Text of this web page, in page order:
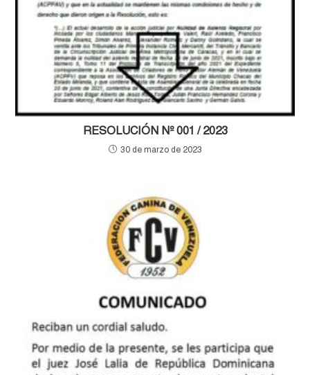
RESOLUCIÓN Nº 001 / 2023
30 de marzo de 2023